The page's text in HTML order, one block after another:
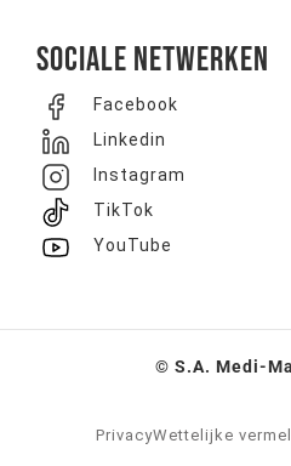
Sociale netwerken
Facebook
Linkedin
Instagram
TikTok
YouTube
© S.A. Medi-
PrivacyWettelijke